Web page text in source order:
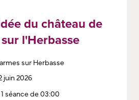
du château de
l'Herbasse
sur Herbasse
juin 2026
séance de 03:00